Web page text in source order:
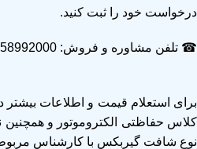
درخواست خود را ثبت کنید.
☎ تلفن مشاوره و فروش: 02158992000
برای استعلام قیمت و اطلاعات بیشتر
کلاس حفاظتی الکتروموتور و
نوع شافت گیربکس با کارشناس